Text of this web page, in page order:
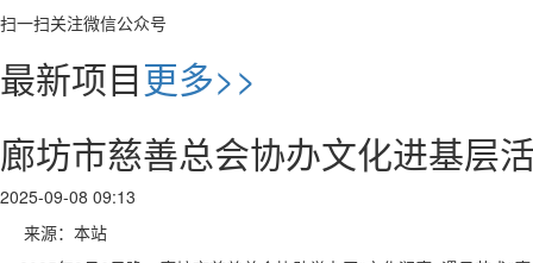
扫一扫关注微信公众号
最新项目更多>>
廊坊市慈善总会协办文化进基层
2025-09-08 09:13
来源：本站